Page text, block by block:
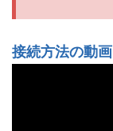
接続方法の動画